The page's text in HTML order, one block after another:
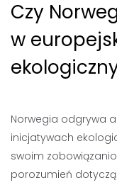
Czy
w
Norwegia odgrywa
inicjatywach
swoim
porozumień